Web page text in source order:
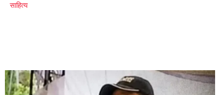
साहित्य